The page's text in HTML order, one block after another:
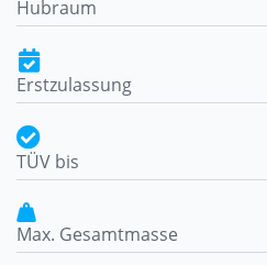
Hubraum
Erstzulassung
TÜV bis
Max. Gesamtmasse